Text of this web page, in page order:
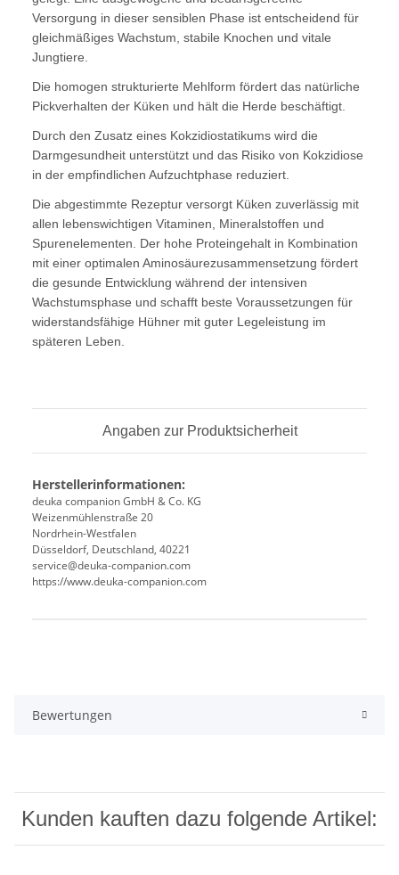
Versorgung in dieser sensiblen Phase ist entscheidend für
gleichmäßiges Wachstum, stabile Knochen und vitale
Jungtiere.
Die homogen strukturierte Mehlform fördert das natürliche
Pickverhalten der Küken und hält die Herde beschäftigt.
Durch den Zusatz eines Kokzidiostatikums wird die
Darmgesundheit unterstützt und das Risiko von Kokzidiose
in der empfindlichen Aufzuchtphase reduziert.
Die abgestimmte Rezeptur versorgt Küken zuverlässig mit
allen lebenswichtigen Vitaminen, Mineralstoffen und
Spurenelementen. Der hohe Proteingehalt in Kombination
mit einer optimalen Aminosäurezusammensetzung fördert
die gesunde Entwicklung während der intensiven
Wachstumsphase und schafft beste Voraussetzungen für
widerstandsfähige Hühner mit guter Legeleistung im
späteren Leben.
Angaben zur Produktsicherheit
Herstellerinformationen:
deuka companion GmbH & Co. KG
Weizenmühlenstraße 20
Nordrhein-Westfalen
Düsseldorf, Deutschland, 40221
service@deuka-companion.com
https://www.deuka-companion.com
Bewertungen
Kunden kauften dazu folgende Artikel: